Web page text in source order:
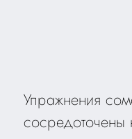
Упражнения